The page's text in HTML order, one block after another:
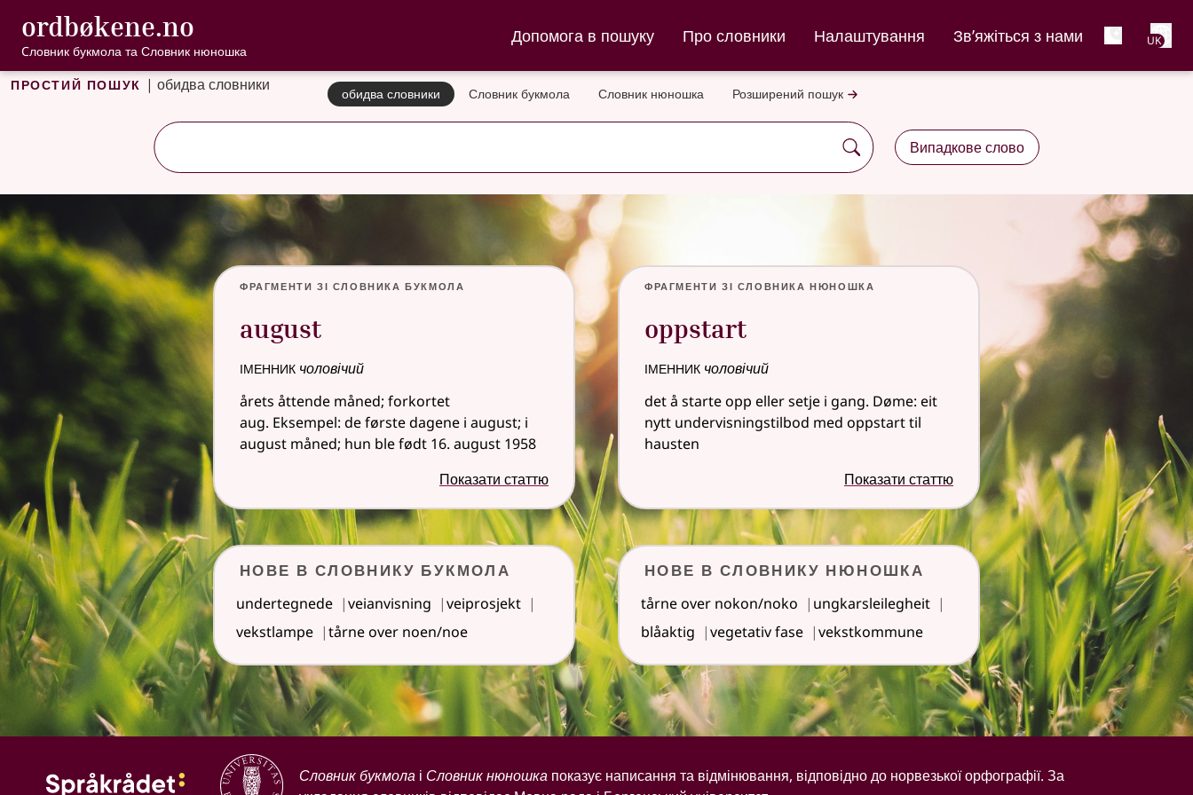
Перейти до основного вмісту
Доступність
ordbøkene.no , Cловник букмола та Словник нюношка
Cловник букмола та Словник нюношка
Допомога в пошуку Про словники Налаштування Зв’яжіться з нами UK
Простий пошук |обидва словники обидва словники Словник букмола Словник нюношка Розширений пошук
Випадкове слово
Фрагменти зі Словника букмола
august
іменник чоловічий
årets åttende måned; forkortet
aug. Eksempel: de første dagene i august; i
august måned; hun ble født 16. august 1958
Показати статтю
Фрагменти зі Словника нюношка
oppstart
іменник чоловічий
det å starte opp eller setje i gang. Døme: eit
nytt undervisningstilbod med oppstart til
hausten
Показати статтю
Нове в Словнику букмола
undertegnede veianvisning
veiprosjekt
vekstlampe
tårne over noen/noe
Нове в Словнику нюношка
tårne over nokon/noko
ungkarsleilegheit
blåaktig
vegetativ fase vekstkommune
Словник букмола і Словник нюношка показує написання та відмінювання, відповідно до норвезької орфографії. За